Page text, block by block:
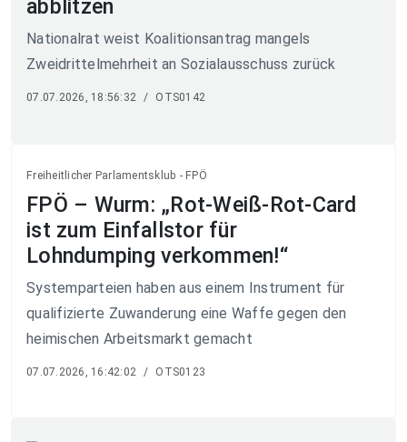
abblitzen
Nationalrat weist Koalitionsantrag mangels
Zweidrittelmehrheit an Sozialausschuss zurück
07.07.2026, 18:56:32 / OTS0142
Freiheitlicher Parlamentsklub - FPÖ
FPÖ – Wurm: „Rot-Weiß-Rot-Card
ist zum Einfallstor für
Lohndumping verkommen!“
Systemparteien haben aus einem Instrument für
qualifizierte Zuwanderung eine Waffe gegen den
heimischen Arbeitsmarkt gemacht
07.07.2026, 16:42:02 / OTS0123